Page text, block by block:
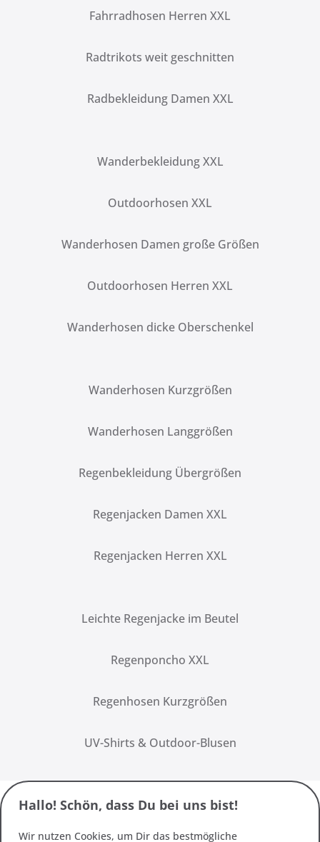
Fahrradhosen Herren XXL
Radtrikots weit geschnitten
Radbekleidung Damen XXL
Wanderbekleidung XXL
Outdoorhosen XXL
Wanderhosen Damen große Größen
Outdoorhosen Herren XXL
Wanderhosen dicke Oberschenkel
Wanderhosen Kurzgrößen
Wanderhosen Langgrößen
Regenbekleidung Übergrößen
Regenjacken Damen XXL
Regenjacken Herren XXL
Leichte Regenjacke im Beutel
Regenponcho XXL
Regenhosen Kurzgrößen
UV-Shirts & Outdoor-Blusen
Hallo! Schön, dass Du bei uns bist!
Wir nutzen Cookies, um Dir das bestmögliche